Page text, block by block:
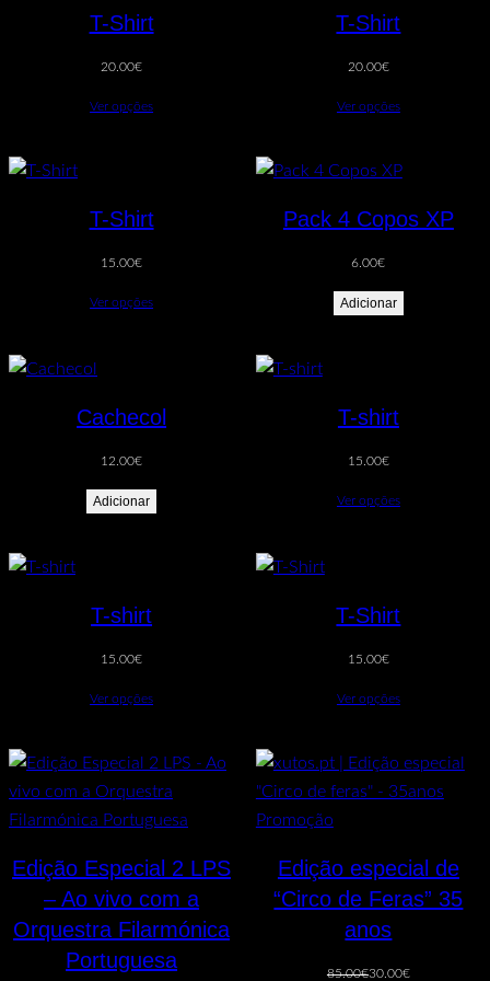
T-Shirt
20.00€
Ver opções
T-Shirt
20.00€
Ver opções
T-Shirt
15.00€
Ver opções
Pack 4 Copos XP
6.00€
Adicionar
Cachecol
12.00€
Adicionar
T-shirt
15.00€
Ver opções
T-shirt
15.00€
Ver opções
T-Shirt
15.00€
Ver opções
Edição Especial 2 LPS
– Ao vivo com a
Orquestra Filarmónica
Portuguesa
PromoçãoProduto
promoção
Edição especial de
“Circo de Feras” 35
anos
85.00€O
30.00€O